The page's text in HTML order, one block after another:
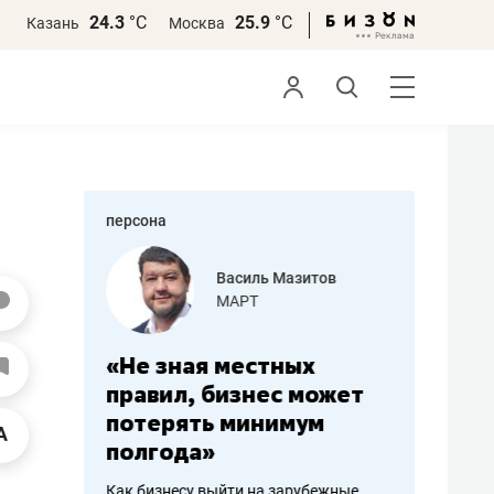
Казань 24.3 °С Москва 25.9 °С
персона
работа
Василь Мазитов
МАРТ
«Не зная местных
правил, бизнес может
потерять минимум
полгода»